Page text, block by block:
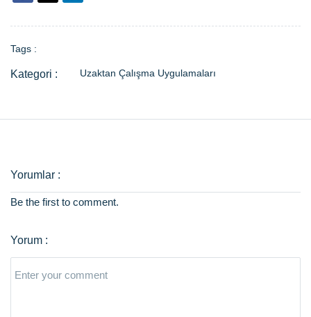
Tags :
Uzaktan Çalışma Uygulamaları
Be the first to comment.